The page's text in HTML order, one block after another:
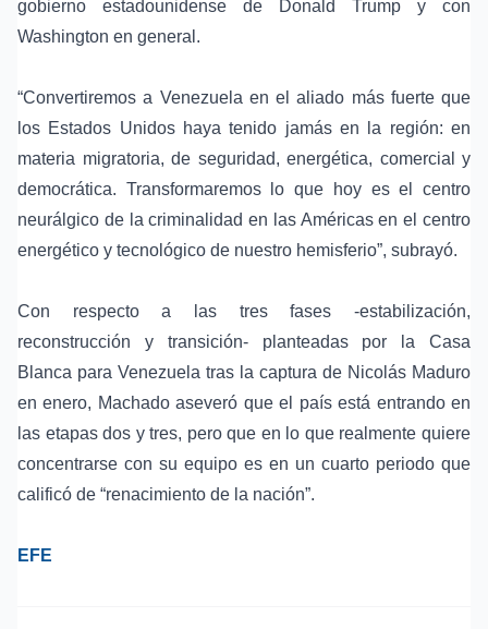
gobierno estadounidense de Donald Trump y con
Washington en general.
“Convertiremos a Venezuela en el aliado más fuerte que
los Estados Unidos haya tenido jamás en la región: en
materia migratoria, de seguridad, energética, comercial y
democrática. Transformaremos lo que hoy es el centro
neurálgico de la criminalidad en las Américas en el centro
energético y tecnológico de nuestro hemisferio”, subrayó.
Con respecto a las tres fases -estabilización,
reconstrucción y transición- planteadas por la Casa
Blanca para Venezuela tras la captura de Nicolás Maduro
en enero, Machado aseveró que el país está entrando en
las etapas dos y tres, pero que en lo que realmente quiere
concentrarse con su equipo es en un cuarto periodo que
calificó de “renacimiento de la nación”.
EFE